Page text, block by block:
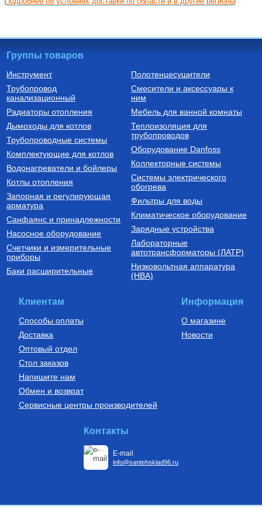
Группы товаров
Инструмент
Трубопровод
канализационный
Радиаторы отопления
Дымоходы для котлов
Трубопроводные системы
Комплектующие для котлов
Водонагреватели и бойлеры
Котлы отопления
Запорная и регулирующая
арматура
Санфаянс и принадлежности
Насосное оборудование
Счетчики и измерительные
приборы
Баки расширительные
Полотенцесушители
Смесители и аксессуары к
ним
Мебель для ванной комнаты
Теплоизоляция для
трубопроводов
Оборудование Danfoss
Коллекторные системы
Системы электрического
обогрева
Фильтры для воды
Климатическое оборудование
Зарядные устройства
Лабораторные
автотрансформаторы (ЛАТР)
Низковольтная аппаратура
(НВА)
Клиентам
Способы оплаты
Доставка
Оптовый отдел
Стол заказов
Напишите нам
Обмен и возврат
Сервисные центры производителей
Информация
О магазине
Новости
Контакты
E-mail
info@santehsklad96.ru